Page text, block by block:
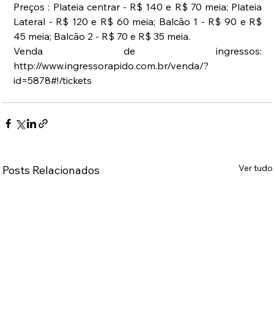
Preços : Plateia centrar - R$ 140 e R$ 70 meia; Plateia
Lateral - R$ 120 e R$ 60 meia; Balcão 1 - R$ 90 e R$
45 meia; Balcão 2 - R$ 70 e R$ 35 meia.
Venda de ingressos:
http://www.ingressorapido.com.br/venda/?
id=5878#!/tickets
Posts Relacionados Ver tudo